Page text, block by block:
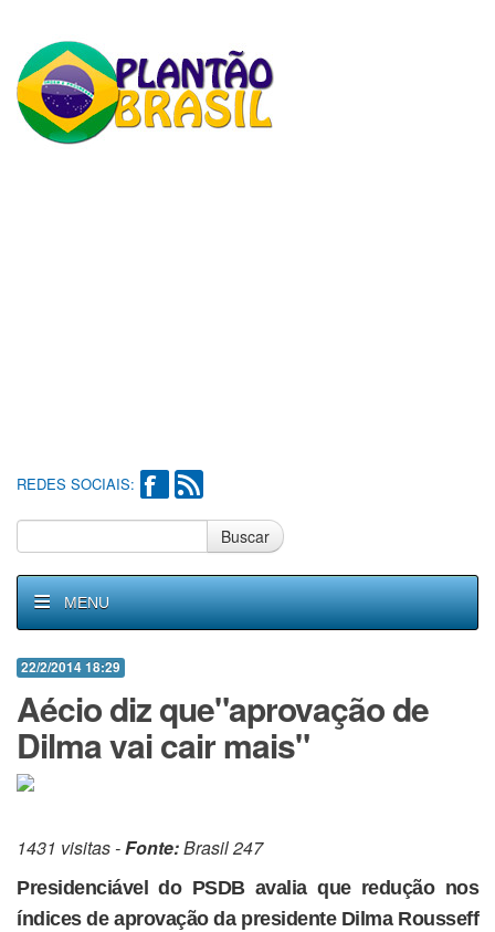
REDES SOCIAIS:
Buscar
MENU
22/2/2014 18:29
Aécio diz que"aprovação de
Dilma vai cair mais"
1431 visitas -Fonte:Brasil 247
Presidenciável do PSDB avalia que redução nos
índices de aprovação da presidente Dilma Rousseff